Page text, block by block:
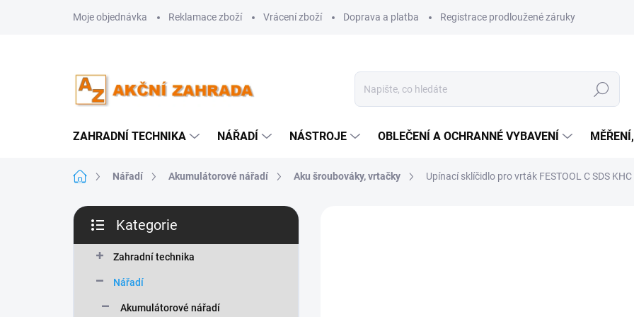
Moje objednávka Reklamace zboží Vrácení zboží Doprava a platba Registrace prodloužené záruky
Hledat
ZAHRADNÍ TECHNIKA NÁŘADÍ NÁSTROJE OBLEČENÍ A OCHRANNÉ VYBAVENÍ
Domů Nářadí Akumulátorové nářadí Aku šroubováky, vrtačky Upínací sklíčidlo pro vrták FESTOOL C SDS KHC
P
s
kategorie
Kategorie
Zahradní technika
Nářadí
Akumulátorové nářadí